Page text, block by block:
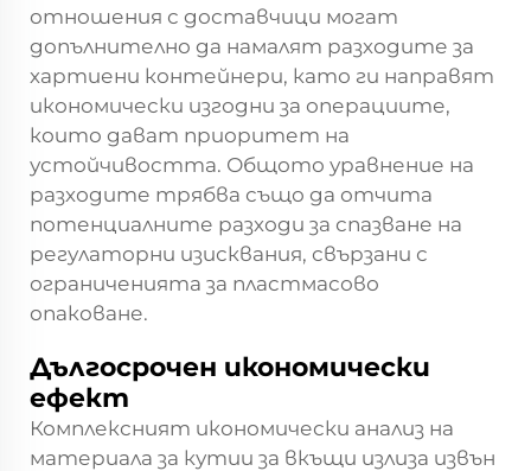
отношения с доставчици могат
допълнително да намалят разходите за
хартиени контейнери, като ги направят
икономически изгодни за операциите,
които дават приоритет на
устойчивостта. Общото уравнение на
разходите трябва също да отчита
потенциалните разходи за спазване на
регулаторни изисквания, свързани с
ограниченията за пластмасово
опаковане.
Дългосрочен икономически
ефект
Комплексният икономически анализ на
материала за кутии за вкъщи излиза извън